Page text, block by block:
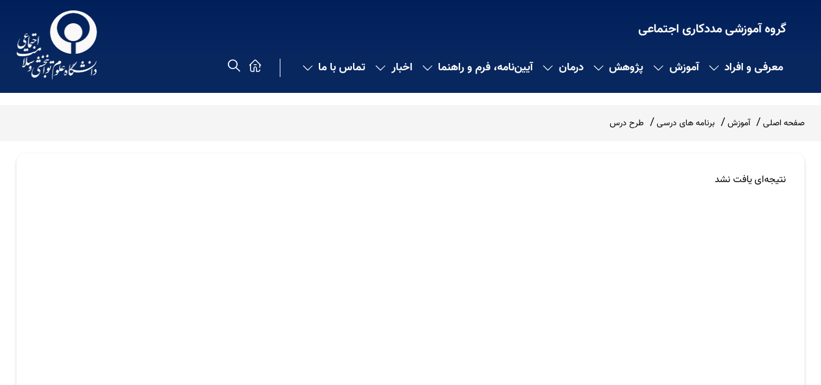
گروه آموزشی مددکاری اجتماعی
معرفی و افراد آموزش پژوهش درمان آیین‌نامه، فرم و راهنما اخبار تماس با ما
صفحه اصلی آموزش برنامه های درسی طرح درس
نتیجه‌ای یافت نشد